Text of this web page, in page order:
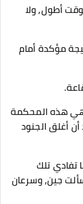
أطول, ولا
مؤكدة أمام
هذه المحكمة
أغلق الجنود
تفادي تلك
جين, وسرعان